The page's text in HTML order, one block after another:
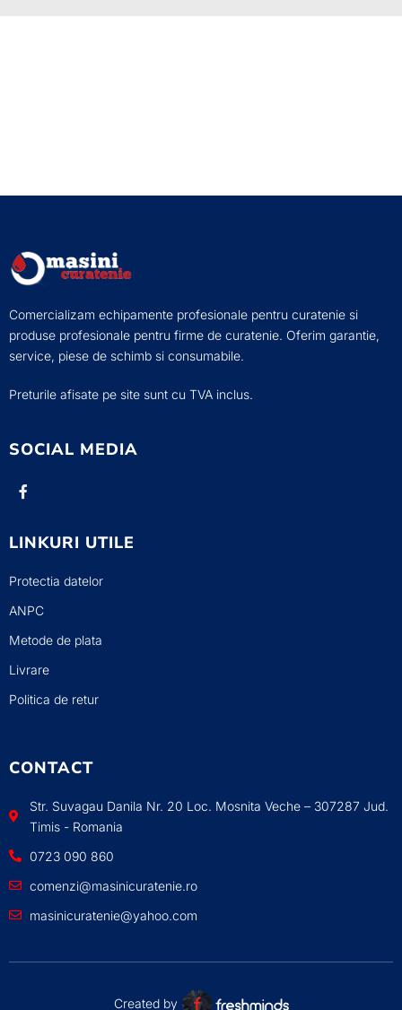
Comercializam echipamente profesionale pentru curatenie si
produse profesionale pentru firme de curatenie. Oferim garantie,
service, piese de schimb si consumabile.
Preturile afisate pe site sunt cu TVA inclus.
SOCIAL MEDIA
LINKURI UTILE
Protectia datelor
ANPC
Metode de plata
Livrare
Politica de retur
CONTACT
Str. Suvagau Danila Nr. 20 Loc. Mosnita Veche – 307287 Jud.
Timis - Romania
0723 090 860
comenzi@masinicuratenie.ro
masinicuratenie@yahoo.com
Created by